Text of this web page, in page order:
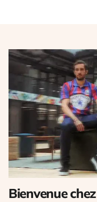
Bienvenue